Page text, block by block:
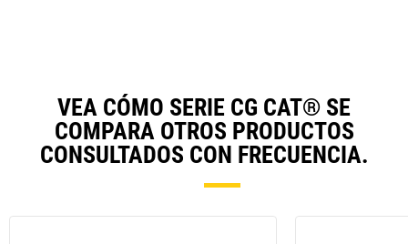
VEA CÓMO SERIE CG CAT® SE
COMPARA OTROS PRODUCTOS
CONSULTADOS CON FRECUENCIA.